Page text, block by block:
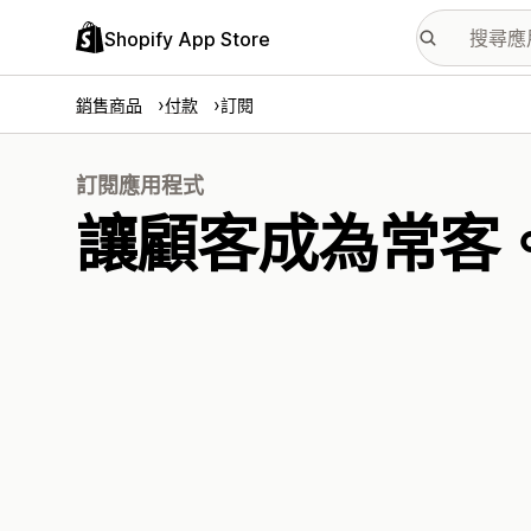
Shopify App Store
銷售商品 付款 訂閱
訂閱應用程式
讓顧客成為常客